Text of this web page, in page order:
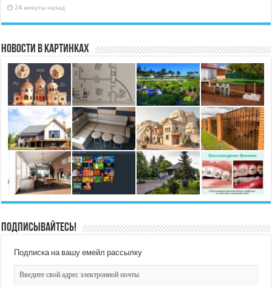
24 минуты назад
Новости в картинках
Подписывайтесь!
Подписка на вашу емейл рассылку